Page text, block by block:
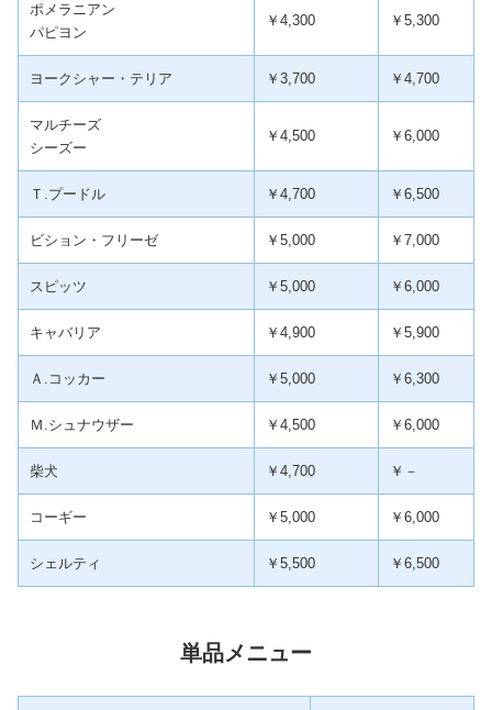
ポメラニアン
パピヨン
￥4,300 ￥5,300
ヨークシャー・テリア ￥3,700 ￥4,700
マルチーズ
シーズー
￥4,500 ￥6,000
Ｔ.プードル ￥4,700 ￥6,500
ビション・フリーゼ ￥5,000 ￥7,000
スピッツ ￥5,000 ￥6,000
キャバリア ￥4,900 ￥5,900
Ａ.コッカー ￥5,000 ￥6,300
Ｍ.シュナウザー ￥4,500 ￥6,000
柴犬 ￥4,700 ￥－
コーギー ￥5,000 ￥6,000
シェルティ ￥5,500 ￥6,500
単品メニュー